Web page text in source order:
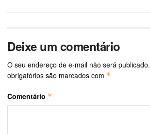
Deixe um comentário
O seu endereço de e-mail não será publicado.
obrigatórios são marcados com *
Comentário *